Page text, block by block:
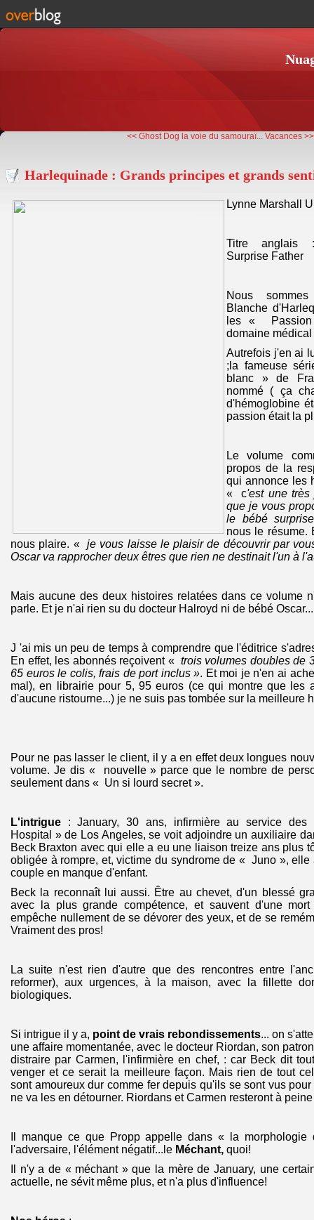
<< Ghost Dog la voie du samouraï... Vacances >>
Harlequinade : Grands principes et grands
Lynne Marshall
Titre anglais :
Surprise Father
Nous
Blanche
les «
domaine médical
Autrefois j'en ai
;la fameuse
blanc » de
nommé ( ça
d'hémoglobine
passion était la
Le volume
propos de la
qui annonce les
« c'est une
que je vous
le bébé
nous le résume.
nous plaire. «je vous laisse le plaisir de découvrir par
Oscar va rapprocher deux êtres que rien ne destinait l'un à
Mais aucune des deux histoires relatées dans ce volume
parle. Et je n'ai rien su du docteur Halroyd ni de bébé
J 'ai mis un peu de temps à comprendre que l'éditrice
En effet, les abonnés reçoivent « trois volumes doubles de
65 euros le colis, frais de port inclus ». Et moi je n'en ai
mal), en librairie pour 5, 95 euros (ce qui montre que les
d'aucune ristourne...) je ne suis pas tombée sur la meilleure
Pour ne pas lasser le client, il y a en effet deux longues
volume. Je dis « nouvelle » parce que le nombre de
seulement dans « Un si lourd secret ».
L'intrigue : January, 30 ans, infirmière au service des
Hospital » de Los Angeles, se voit adjoindre un auxiliaire
Beck Braxton avec qui elle a eu une liaison treize ans plus
obligée à rompre, et, victime du syndrome de « Juno »,
couple en manque d'enfant.
Beck la reconnaît lui aussi. Être au chevet, d'un blessé
avec la plus grande compétence, et sauvent d'une
empêche nullement de se dévorer des yeux, et de se
Vraiment des pros!
La suite n'est rien d'autre que des rencontres entre
reformer), aux urgences, à la maison, avec la fillette
biologiques.
Si intrigue il y a, point de vrais rebondissements... on
une affaire momentanée, avec le docteur Riordan, son
distraire par Carmen, l'infirmière en chef, : car Beck dit
venger et ce serait la meilleure façon. Mais rien de tout
sont amoureux dur comme fer depuis qu'ils se sont vus
ne va les en détourner. Riordans et Carmen resteront à
Il manque ce que Propp appelle dans « la morphologie
l'adversaire, l'élément négatif...le Méchant, quoi!
Il n'y a de « méchant » que la mère de January, une
actuelle, ne sévit même plus, et n'a plus d'influence!